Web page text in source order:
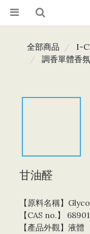
全部商品
I-
調香單體香氛
甘油醛
【原料名稱】
【CAS no.】
【產品外觀】液體